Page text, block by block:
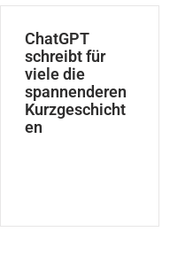
ChatGPT
schreibt für
viele die
spannenderen
Kurzgeschicht
en